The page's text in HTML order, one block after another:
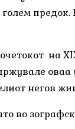
предок.
на
оваа
негов
во